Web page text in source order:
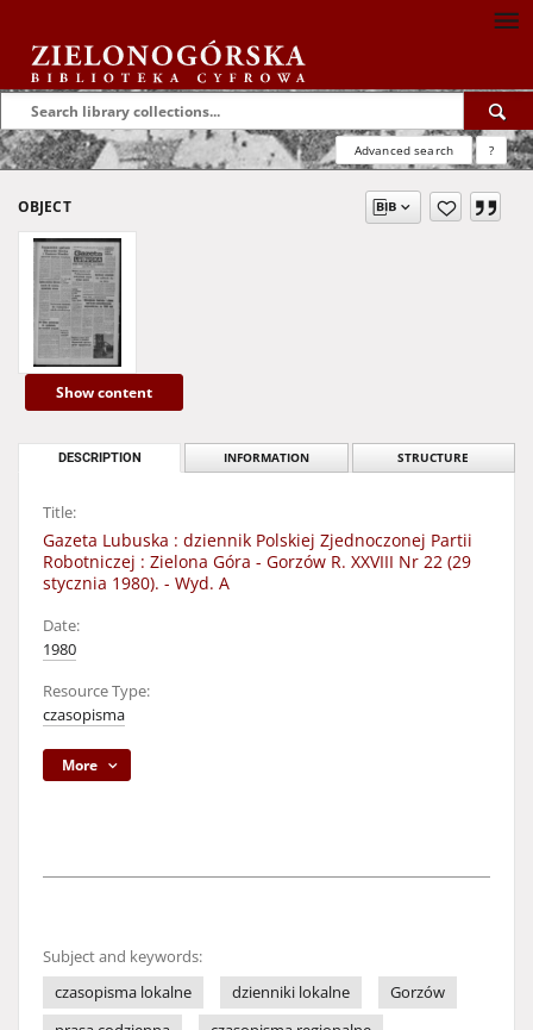
Advanced search ?
OBJECT
Show content
DESCRIPTION INFORMATION STRUCTURE
Title:
Gazeta Lubuska : dziennik Polskiej Zjednoczonej Partii
Robotniczej : Zielona Góra - Gorzów R. XXVIII Nr 22 (29
stycznia 1980). - Wyd. A
Date:
1980
Resource Type:
czasopisma
More
Subject and keywords:
czasopisma lokalne
dzienniki lokalne
Gorzów